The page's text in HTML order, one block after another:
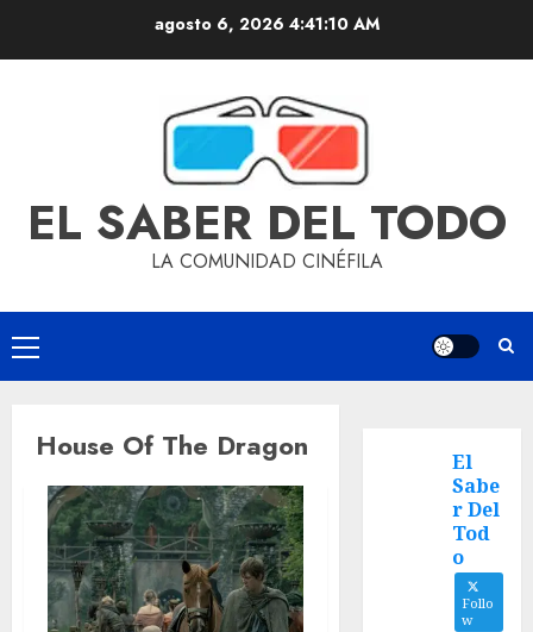
agosto 6, 2026 4:41:10 AM
EL SABER DEL TODO
LA COMUNIDAD CINÉFILA
House Of The Dragon
El
Sabe
r Del
Tod
o
Follo
w